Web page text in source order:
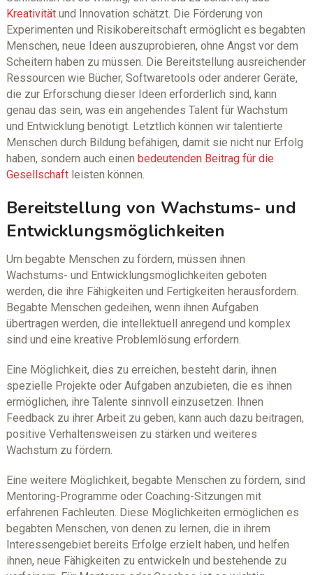
Kreativitätund Innovation schätzt. Die Förderung von
Experimenten und Risikobereitschaft ermöglicht es begabten
Menschen, neue Ideen auszuprobieren, ohne Angst vor dem
Scheitern haben zu müssen. Die Bereitstellung ausreichender
Ressourcen wie Bücher, Softwaretools oder anderer Geräte,
die zur Erforschung dieser Ideen erforderlich sind, kann
genau das sein, was ein angehendes Talent für Wachstum
und Entwicklung benötigt. Letztlich können wir talentierte
Menschen durch Bildung befähigen, damit sie nicht nur Erfolg
haben, sondern auch einen bedeutenden Beitrag für die
Gesellschaftleisten können.
Bereitstellung von Wachstums- und
Entwicklungsmöglichkeiten
Um begabte Menschen zu fördern, müssen ihnen
Wachstums- und Entwicklungsmöglichkeiten geboten
werden, die ihre Fähigkeiten und Fertigkeiten herausfordern.
Begabte Menschen gedeihen, wenn ihnen Aufgaben
übertragen werden, die intellektuell anregend und komplex
sind und eine kreative Problemlösung erfordern.
Eine Möglichkeit, dies zu erreichen, besteht darin, ihnen
spezielle Projekte oder Aufgaben anzubieten, die es ihnen
ermöglichen, ihre Talente sinnvoll einzusetzen. Ihnen
Feedback zu ihrer Arbeit zu geben, kann auch dazu beitragen,
positive Verhaltensweisen zu stärken und weiteres
Wachstum zu fördern.
Eine weitere Möglichkeit, begabte Menschen zu fördern, sind
Mentoring-Programme oder Coaching-Sitzungen mit
erfahrenen Fachleuten. Diese Möglichkeiten ermöglichen es
begabten Menschen, von denen zu lernen, die in ihrem
Interessengebiet bereits Erfolge erzielt haben, und helfen
ihnen, neue Fähigkeiten zu entwickeln und bestehende zu